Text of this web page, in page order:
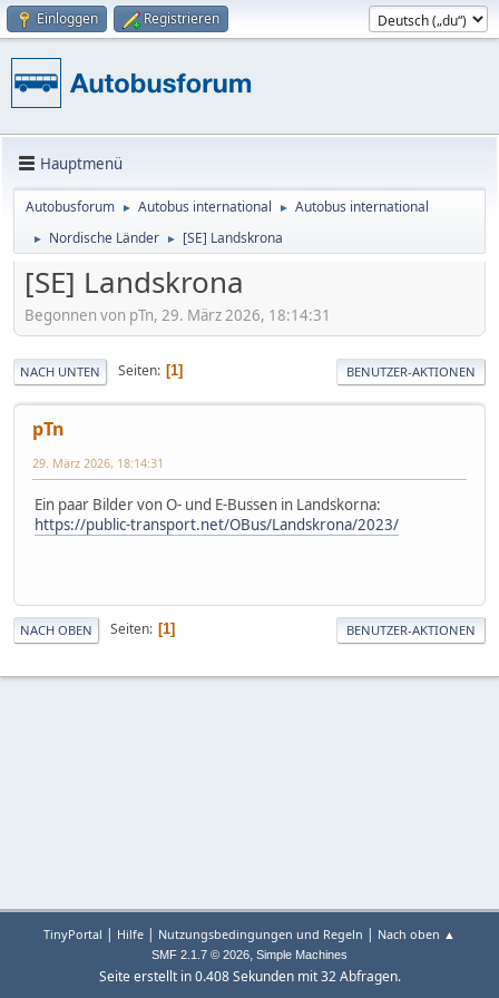
Einloggen Registrieren
Hauptmenü
Autobusforum ► Autobus international ► Autobus international
► Nordische Länder ► [SE] Landskrona
[SE] Landskrona
Begonnen von pTn, 29. März 2026, 18:14:31
NACH UNTEN Seiten 1 BENUTZER-AKTIONEN
pTn
29. März 2026, 18:14:31
Ein paar Bilder von O- und E-Bussen in Landskorna:
https://public-transport.net/OBus/Landskrona/2023/
NACH OBEN Seiten 1 BENUTZER-AKTIONEN
TinyPortal | Hilfe | Nutzungsbedingungen und Regeln | Nach oben ▲
SMF 2.1.7 © 2026, Simple Machines
Seite erstellt in 0.408 Sekunden mit 32 Abfragen.